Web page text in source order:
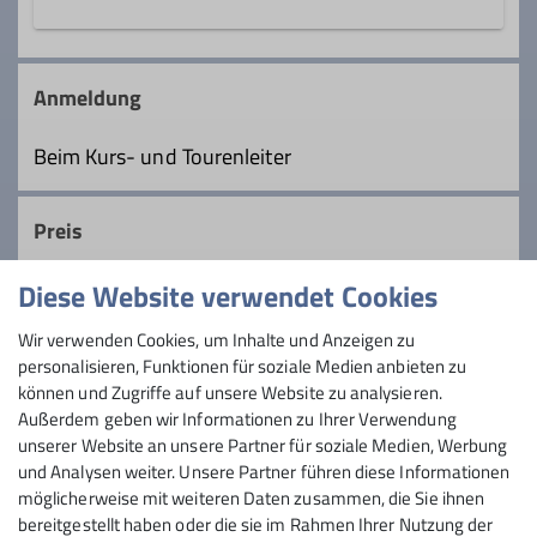
Tourenleiter*in Mittwochsgruppe
Ämter
In der Mittwochsgruppe sind wir fast alle
Ruheständler. Wir wollen mit
Gleichgesinnten unsere Berge genießen
und dem Andrang am Wochenende
Bergwanderungen pflegen wir unsere
Fitness.
Anmeldung
Beim Kurs- und Tourenleiter
Preis
Maximale Teilnehmeranzahl
30
Diese Website verwendet Cookies
Wir verwenden Cookies, um Inhalte und Anzeigen zu
personalisieren, Funktionen für soziale Medien anbieten zu
können und Zugriffe auf unsere Website zu analysieren.
Außerdem geben wir Informationen zu Ihrer Verwendung
unserer Website an unsere Partner für soziale Medien, Werbung
und Analysen weiter. Unsere Partner führen diese Informationen
möglicherweise mit weiteren Daten zusammen, die Sie ihnen
bereitgestellt haben oder die sie im Rahmen Ihrer Nutzung der